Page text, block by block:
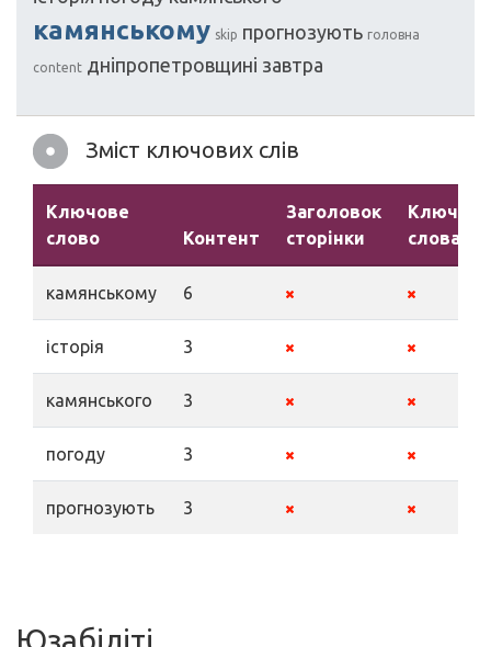
камянському skip прогнозують головна
content дніпропетровщині завтра
Зміст ключових слів
Ключове
слово
Контент
Заголовок
сторінки
Ключові
слова
камянському 6
історія 3
камянського 3
погоду 3
прогнозують 3
Юзабіліті